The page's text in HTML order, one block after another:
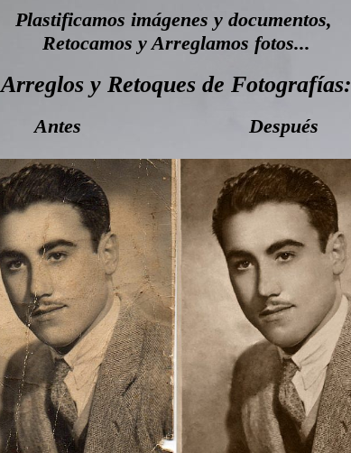
Plastificamos imágenes y documentos,
Retocamos y Arreglamos fotos...
Arreglos y Retoques de Fotografías:
Antes Después